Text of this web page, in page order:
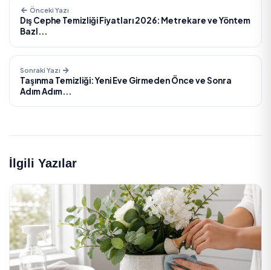
Bu konuda profesyonel hizmet alın
Ev Temizliği
TEMIZLIK EXPRESS
Onaylı temizlik firmaları ve bireysel hizmet
verenlerden dakikalar içinde ücretsiz teklif alın.
Onaylı hizmet verenler
Ücretsiz teklif
Online rezervasyon
Ev Temizliği Teklifi Al